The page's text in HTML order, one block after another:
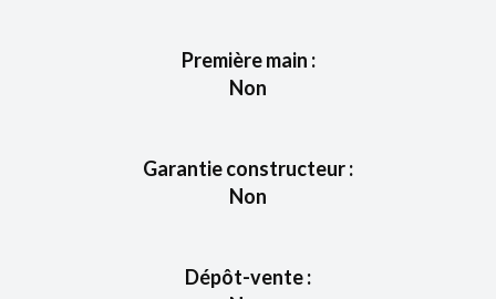
Première main :
Non
Garantie constructeur :
Non
Dépôt-vente :